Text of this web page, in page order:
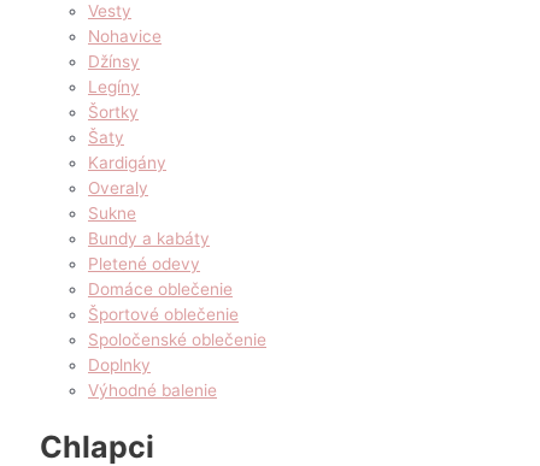
Vesty
Nohavice
Džínsy
Legíny
Šortky
Šaty
Kardigány
Overaly
Sukne
Bundy a kabáty
Pletené odevy
Domáce oblečenie
Športové oblečenie
Spoločenské oblečenie
Doplnky
Výhodné balenie
Chlapci